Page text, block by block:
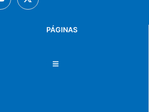
PÁGINAS